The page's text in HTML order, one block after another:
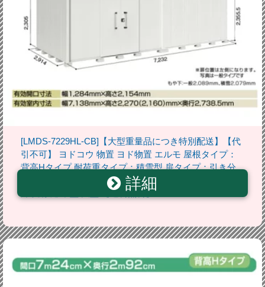
[LMDS-7229HL-CB]【大型重量品につき特別配送】【代
引不可】 ヨドコウ 物置 ヨド物置 エルモ 屋根タイプ：
背高Hタイプ 耐荷重タイプ：積雪型 扉タイプ：引き分
け戸(扉位置：左側） カシミヤベージュ 屋外 収納庫 屋
外収納 庭 中型 大型 【送料無料】
詳細